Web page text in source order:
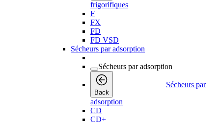
frigorifiques
F
FX
FD
FD VSD
Sécheurs par adsorption
Sécheurs par adsorption
Back
Sécheurs par
adsorption
CD
CD+